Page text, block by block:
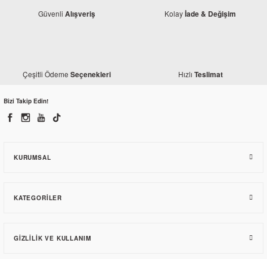
Honda Titan Alt Mesnet (Orjinal)
987,90 TL
Honda Titan Orjinal Furş Takımı
Güvenli Alışveriş Kolayİade & Değişim
Çeşitli Ödeme Seçenekleri Hızlı Teslimat
Bizi Takip Edin!
KURUMSAL
KATEGORILER
GIZLILIK VE KULLANIM